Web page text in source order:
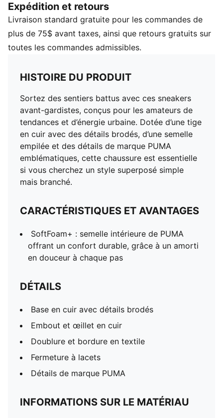
essentielle si vous cherchez un style superposé simple
mais branché.
CARACTÉRISTIQUES ET AVANTAGES
SoftFoam+ : semelle intérieure de PUMA offrant un
DÉTAILS
Base en cuir avec détails brodés
Embout et œillet en cuir
Doublure et bordure en textile
Fermeture à lacets
Détails de marque PUMA
Expédition et retours
Livraison standard gratuite pour les commandes de
plus de 75$ avant taxes, ainsi que retours gratuits sur
toutes les commandes admissibles.
HISTOIRE DU PRODUIT
Sortez des sentiers battus avec ces sneakers
avant-gardistes, conçus pour les amateurs de
tendances et d’énergie urbaine. Dotée d’une tige
en cuir avec des détails brodés, d’une semelle
empilée et des détails de marque PUMA
emblématiques, cette chaussure est essentielle
si vous cherchez un style superposé simple
mais branché.
CARACTÉRISTIQUES ET AVANTAGES
SoftFoam+ : semelle intérieure de PUMA
offrant un confort durable, grâce à un amorti
en douceur à chaque pas
DÉTAILS
Base en cuir avec détails brodés
Embout et œillet en cuir
Doublure et bordure en textile
Fermeture à lacets
Détails de marque PUMA
INFORMATIONS SUR LE MATÉRIAU